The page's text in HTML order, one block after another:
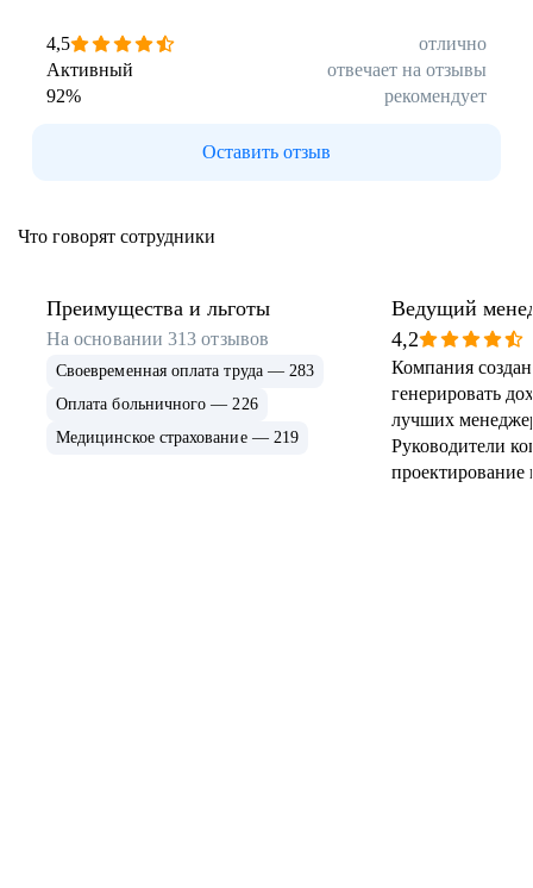
4,5
отлично
Активный
отвечает на отзывы
92% рекомендует
Оставить отзыв
Что говорят сотрудники
Преимущества и льготы
На основании313 отзывов
Своевременная оплата труда — 283
Оплата больничного — 226
Медицинское страхование — 219
Ведущий
продажам
4,2
Компания
генерировать
лучших
Руководители